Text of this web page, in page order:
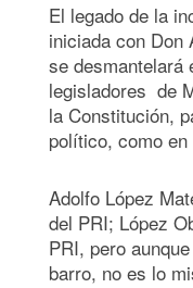
El legado de la
iniciada con Don
se desmantelará
legisladores de
la Constitución,
político, como en
Adolfo López
del PRI; López
PRI, pero
barro, no es lo